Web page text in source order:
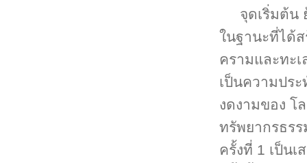
จุดเริ่มต้น
ในฐานะที่ได้
ครามและทะเ
เป็นความปร
งดงามของ โ
ทรัพยากรธร
ครั้งที่ 1 เป็น